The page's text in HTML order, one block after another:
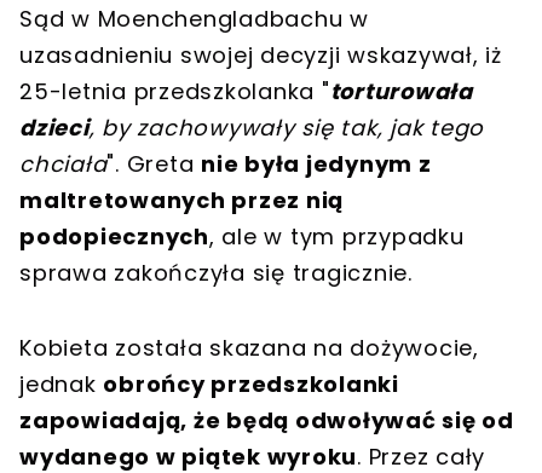
Sąd w Moenchengladbachu w
uzasadnieniu swojej decyzji wskazywał, iż
25-letnia przedszkolanka "torturowała
dzieci, by zachowywały się tak, jak tego
chciała". Greta nie była jedynym z
maltretowanych przez nią
podopiecznych, ale w tym przypadku
sprawa zakończyła się tragicznie.
Kobieta została skazana na dożywocie,
jednak obrońcy przedszkolanki
zapowiadają, że będą odwoływać się od
wydanego w piątek wyroku. Przez cały